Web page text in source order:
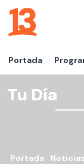
Portada
Tu Día
Portada Noticias